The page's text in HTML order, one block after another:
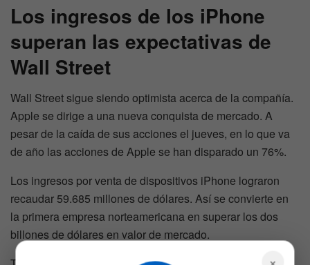
Los ingresos de los iPhone
superan las expectativas de
Wall Street
Wall Street sigue siendo optimista acerca de la compañía.
Apple se dirige a una nueva conquista de mercado. A
pesar de la caída de sus acciones el jueves, en lo que va
de año las acciones de Apple se han disparado un 76%.
Los ingresos por venta de dispositivos iPhone lograron
recaudar 59.685 millones de dólares. Así se convierte en
la primera empresa norteamericana en superar los dos
billones de dólares en valor de mercado.